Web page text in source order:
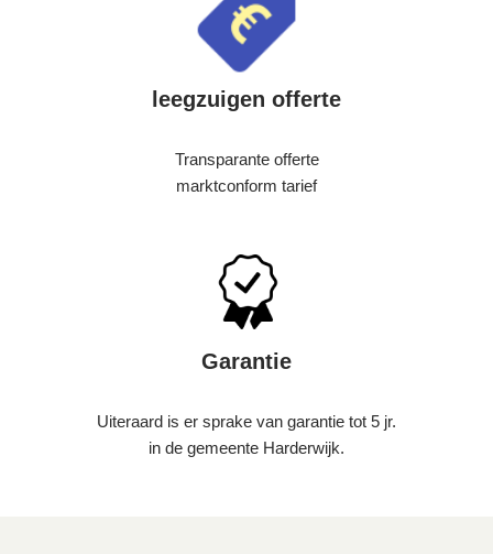
leegzuigen offerte
Transparante offerte
marktconform tarief
Garantie
Uiteraard is er sprake van garantie tot 5 jr.
in de gemeente Harderwijk.